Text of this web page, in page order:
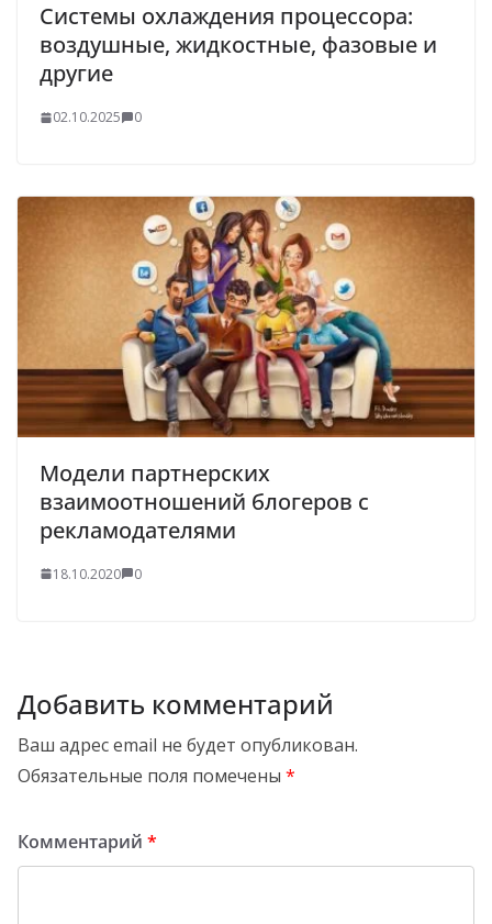
Системы охлаждения процессора:
воздушные, жидкостные, фазовые и
другие
02.10.2025 0
Модели партнерских
взаимоотношений блогеров с
рекламодателями
18.10.2020 0
Добавить комментарий
Ваш адрес email не будет опубликован.
Обязательные поля помечены *
Комментарий *